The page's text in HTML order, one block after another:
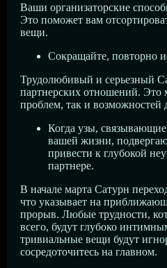
Ваши организаторские
Это поможет вам
вещи.
Сокращайте, повторно
Трудолюбивый и серьезный
партнерских отношений.
проблем, так и возможностей
Когда узы,
вашей жизни,
привести к глубокой
партнере.
В начале марта Сатурн
что указывает на
прорыв. Любые трудности,
всего, будут глубоко
тривиальные вещи будут
сосредоточитесь на главном.